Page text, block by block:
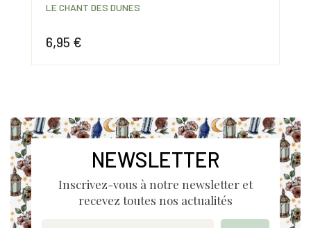
6,95 €
LE CHANT DES DUNES
NEWSLETTER
Inscrivez-vous à notre newsletter et
recevez toutes nos actualités